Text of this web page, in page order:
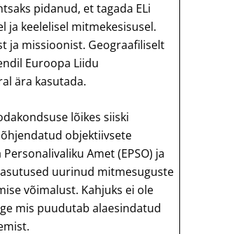
pidanud, et tagada ELi
ja keelelisel mitmekesisusel.
ja missioonist. Geograafiliselt
Euroopa Liidu
ära kasutada.
lõikes siiski
objektiivsete
Amet (EPSO) ja
uurinud mitmesuguste
võimalust. Kahjuks ei ole
mis puudutab alaesindatud